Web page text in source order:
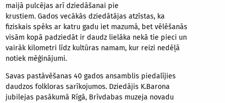
maijā pulcējas arī dziedāšanai pie
krustiem. Gados vecākās dziedātājas atzīstas, ka
fiziskais spēks ar katru gadu iet mazumā, bet vēlēšanās
visām kopā padziedāt ir daudz lielāka nekā tie pieci un
vairāk kilometri līdz kultūras namam, kur reizi nedēļā
notiek mēģinājumi.
Savas pastāvēšanas 40 gados ansamblis piedalījies
daudzos folkloras sarīkojumos. Dziedājis K.Barona
jubilejas pasākumā Rīgā, Brīvdabas muzeja novadu